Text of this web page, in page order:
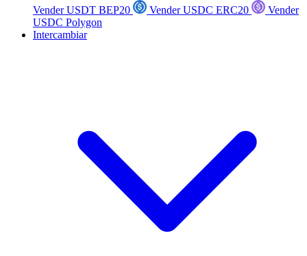
Vender USDT BEP20
Vender USDC ERC20
Vender
USDC Polygon
Intercambiar